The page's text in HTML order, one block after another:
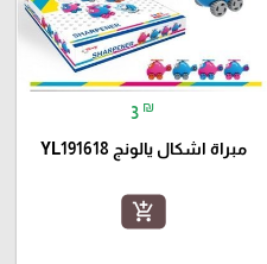
3 ₪
مبراة اشكال يالونج YL191618
add_shopping_cart